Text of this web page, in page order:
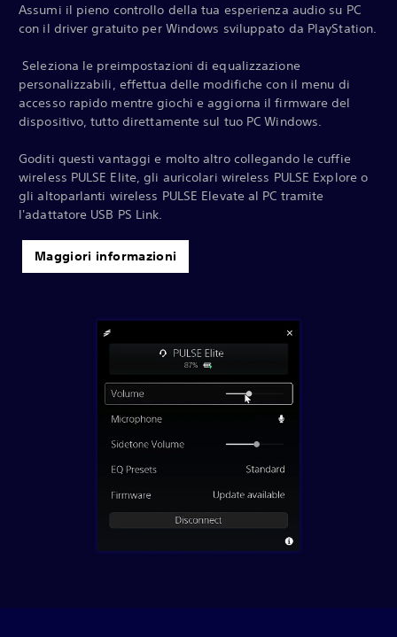
Assumi il pieno controllo della tua esperienza audio su PC
con il driver gratuito per Windows sviluppato da PlayStation.
‎ Seleziona le preimpostazioni di equalizzazione
personalizzabili, effettua delle modifiche con il menu di
accesso rapido mentre giochi e aggiorna il firmware del
dispositivo, tutto direttamente sul tuo PC Windows.
Goditi questi vantaggi e molto altro collegando le cuffie
wireless PULSE Elite, gli auricolari wireless PULSE Explore o
gli altoparlanti wireless PULSE Elevate al PC tramite
l'adattatore USB PS Link.
Maggiori informazioni